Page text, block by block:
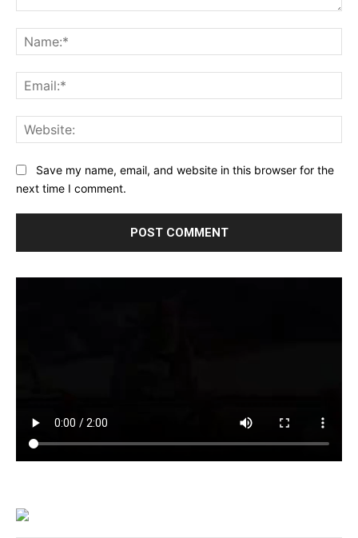
Save my name, email, and website in this browser for the
next time I comment.